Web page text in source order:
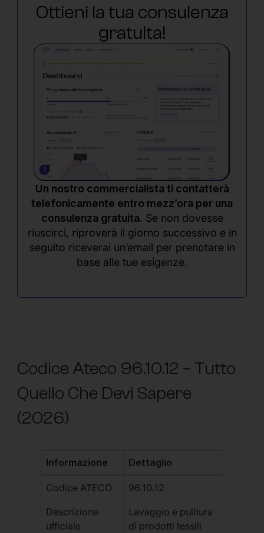
Ottieni la tua consulenza
gratuita!
Un nostro commercialista ti contatterà
telefonicamente entro mezz’ora per una
consulenza gratuita. Se non dovesse
riuscirci, riproverà il giorno successivo e in
seguito riceverai un’email per prenotare in
base alle tue esigenze.
Codice Ateco 96.10.12 – Tutto
Quello Che Devi Sapere
(2026)
Informazione Dettaglio
Codice ATECO 96.10.12
Descrizione
ufficiale
Lavaggio e pulitura
di prodotti tessili